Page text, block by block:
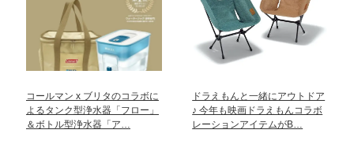
コールマン x ブリタのコラボに
よるタンク型浄水器「フロー」
＆ボトル型浄水器「ア…
ドラえもんと一緒にアウトドア
♪ 今年も映画ドラえもんコラボ
レーションアイテムがB…